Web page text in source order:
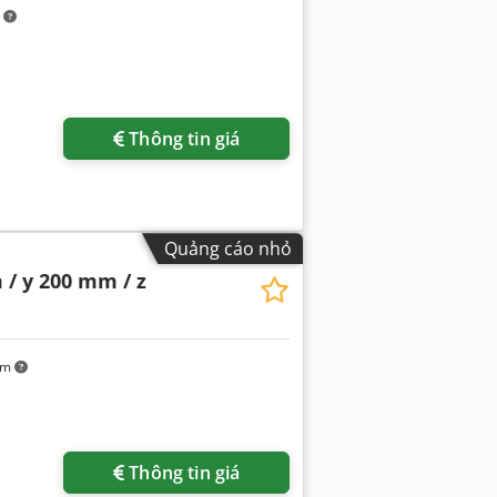
Thông tin giá
Quảng cáo nhỏ
/ y 200 mm / z
Thông tin giá